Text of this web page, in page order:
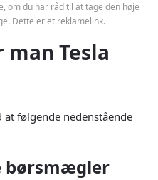
om du har råd til at tage den høje
Dette er et reklamelink.
Tesla
at følgende nedenstående
børsmægler